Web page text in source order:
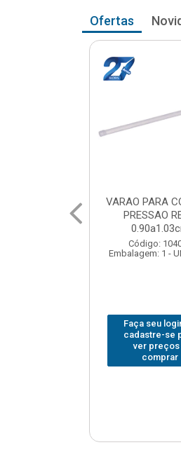
Ofertas
VARAO PARA
PRESSAO
Código:
Embalagem: 1 -
Faça seu
cadastre-se
ver preços
comprar